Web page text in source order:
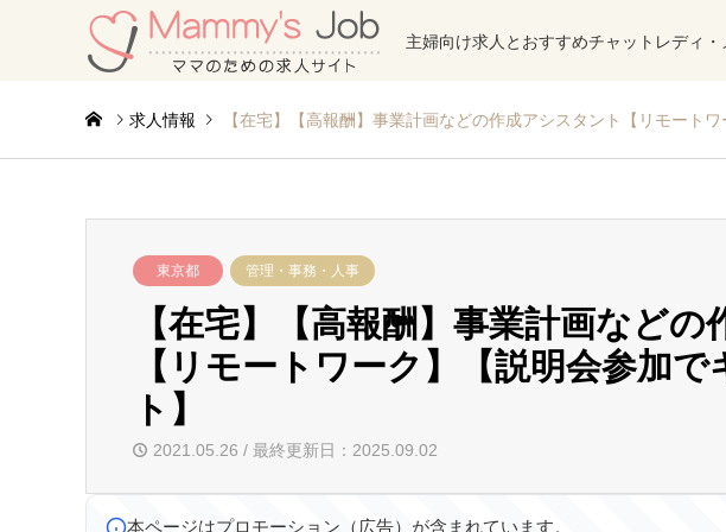
主婦向け求人とおすすめチャットレディ・
求人情報 【在宅】【高報酬】事業計画などの作成アシスタント【リモート
東京都 管理・事務・人事
【在宅】【高報酬】事業計画などの
【リモートワーク】【説明会参加
ト】
2021.05.26 / 最終更新日：2025.09.02
本ページはプロモーション（広告）が含まれています。